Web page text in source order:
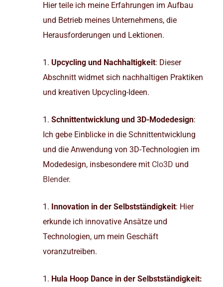
Hier teile ich meine Erfahrungen im Aufbau
und Betrieb meines Unternehmens, die
Herausforderungen und Lektionen.
Upcycling und Nachhaltigkeit: Dieser
Abschnitt widmet sich nachhaltigen Praktiken
und kreativen Upcycling-Ideen.
Schnittentwicklung und 3D-Modedesign:
Ich gebe Einblicke in die Schnittentwicklung
und die Anwendung von 3D-Technologien im
Modedesign, insbesondere mit Clo3D und
Blender.
Innovation in der Selbstständigkeit: Hier
erkunde ich innovative Ansätze und
Technologien, um mein Geschäft
voranzutreiben.
Hula Hoop Dance in der Selbstständigkeit: